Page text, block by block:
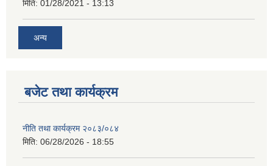
मिति: 01/28/2021 - 13:13
अन्य
बजेट तथा कार्यक्रम
नीति तथा कार्यक्रम २०८३/०८४
मिति: 06/28/2026 - 18:55